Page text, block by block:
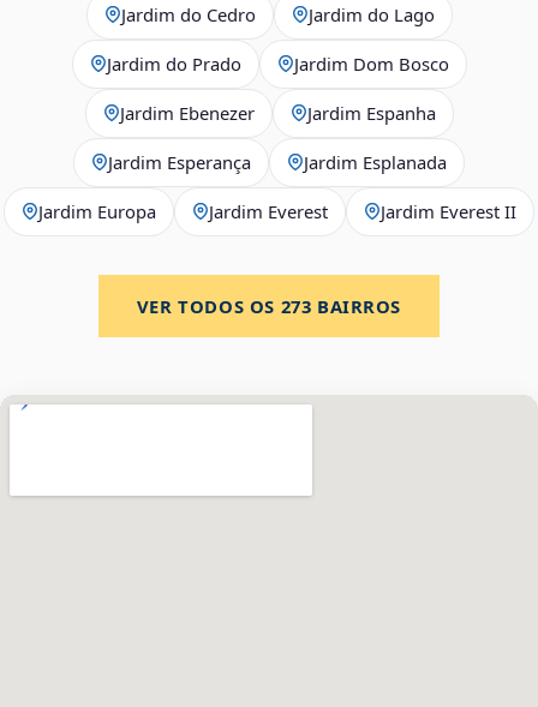
Jardim do Cedro Jardim do Lago
Jardim do Prado Jardim Dom Bosco
Jardim Ebenezer Jardim Espanha
Jardim Esperança Jardim Esplanada
Jardim Europa Jardim Everest Jardim Everest II
VER TODOS OS 273 BAIRROS